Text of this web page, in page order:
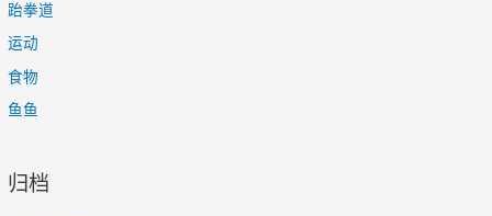
跆拳道
运动
食物
鱼鱼
归档